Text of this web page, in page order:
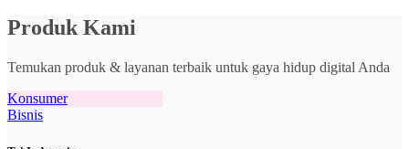
Produk Kami
Temukan produk & layanan terbaik untuk gaya hidup digital Anda
Konsumer
Bisnis